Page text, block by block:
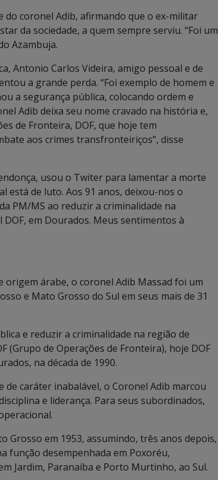
coronel Adib, afirmando que o ex-militar
da sociedade, a quem sempre serviu. “Foi um
Azambuja.
Antonio Carlos Videira, amigo pessoal e de
a grande perda. “Foi exemplo de homem e
a segurança pública, colocando ordem e
Adib deixa seu nome cravado na história e,
de Fronteira, DOF, que hoje tem
aos crimes transfronteiriços”, disse
usou o Twiter para lamentar a morte
está de luto. Aos 91 anos, deixou-nos o
PM/MS ao reduzir a criminalidade na
em Dourados. Meus sentimentos à
origem árabe, o coronel Adib Massad foi um
e Mato Grosso do Sul em seus mais de 31
e reduzir a criminalidade na região de
(Grupo de Operações de Fronteira), hoje DOF
na década de 1990.
de caráter inabalável, o Coronel Adib marcou
e liderança. Para seus subordinados,
Grosso em 1953, assumindo, três anos depois,
função desempenhada em Poxoréu,
Jardim, Paranaíba e Porto Murtinho, ao Sul.